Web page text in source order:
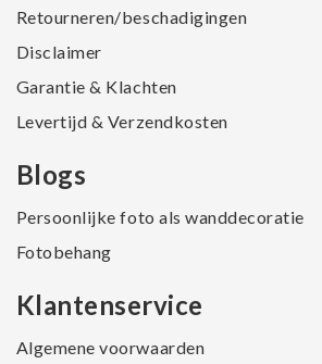
Retourneren/beschadigingen
Disclaimer
Garantie & Klachten
Levertijd & Verzendkosten
Blogs
Persoonlijke foto als wanddecoratie
Fotobehang
Klantenservice
Algemene voorwaarden